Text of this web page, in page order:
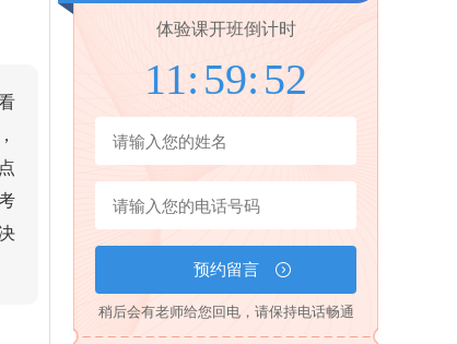
体验课开班倒计时
11: 59: 50
稍后会有老师给您回电，请保持电话畅通